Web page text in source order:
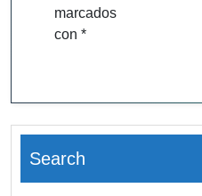
marcados
con *
Search